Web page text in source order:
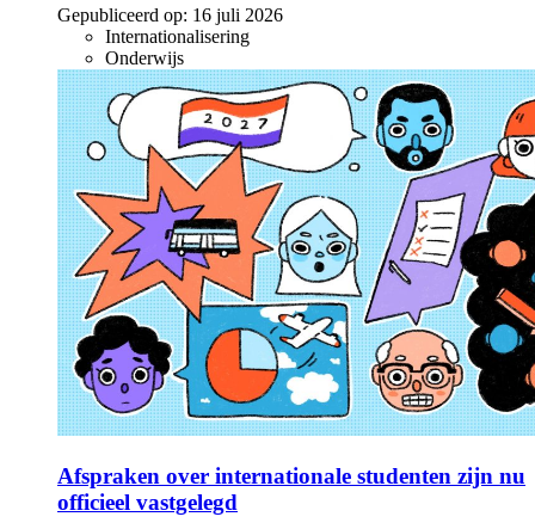
Gepubliceerd op: 16 juli 2026
Internationalisering
Onderwijs
Afspraken over internationale studenten zijn nu
officieel vastgelegd